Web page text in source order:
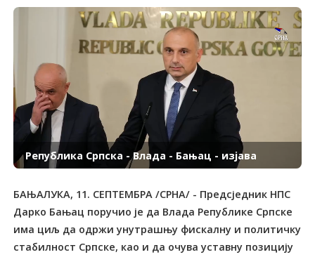
Република Српска - Влада - Бањац - изјава
БАЊАЛУКА, 11. СЕПТЕМБРА /СРНА/ - Предсједник НПС
Дарко Бањац поручио је да Влада Републике Српске
има циљ да одржи унутрашњу фискалну и политичку
стабилност Српске, као и да очува уставну позицију